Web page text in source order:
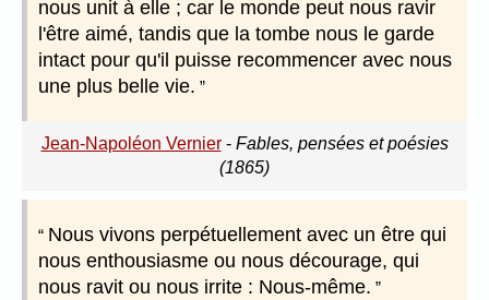
nous unit à elle ; car le monde peut nous ravir
l'être aimé, tandis que la tombe nous le garde
intact pour qu'il puisse recommencer avec nous
une plus belle vie.
Jean-Napoléon Vernier- Fables, pensées et poésies
(1865)
Nous vivons perpétuellement avec un être qui
nous enthousiasme ou nous décourage, qui
nous ravit ou nous irrite : Nous-même.